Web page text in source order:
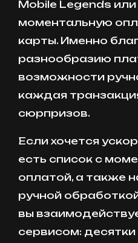
Mobile Legends или
моментальную
карты. Именно
разнообразию
возможности
каждая
сюрпризов.
Если хочется
есть список с
оплатой, а также
ручной
вы
сервисом: